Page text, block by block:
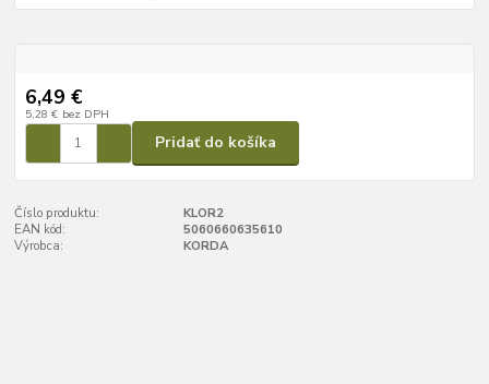
6,49 €
5,28 € bez DPH
Pridať do košíka
Číslo produktu:
KLOR2
EAN kód:
5060660635610
Výrobca:
KORDA